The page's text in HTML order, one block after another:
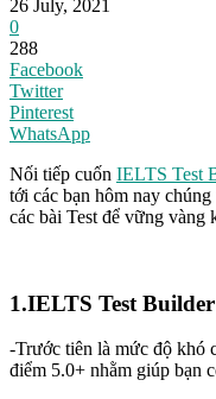
26 July, 2021
0
288
Facebook
Twitter
Pinterest
WhatsApp
Nối tiếp cuốn IELTS Test
tới các bạn hôm nay
các bài Test để vững vàng
1.IELTS Test
-Trước tiên là mức độ khó
điểm 5.0+ nhằm giúp bạn